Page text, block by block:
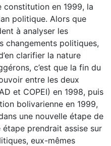
en 1999, la
politique. Alors que
à analyser les
changements politiques,
clarifier la nature
c’est que la fin du
entre les deux
et COPEI) en 1998, puis
bolivarienne en 1999,
une nouvelle étape de
prendrait assise sur
eux-mêmes